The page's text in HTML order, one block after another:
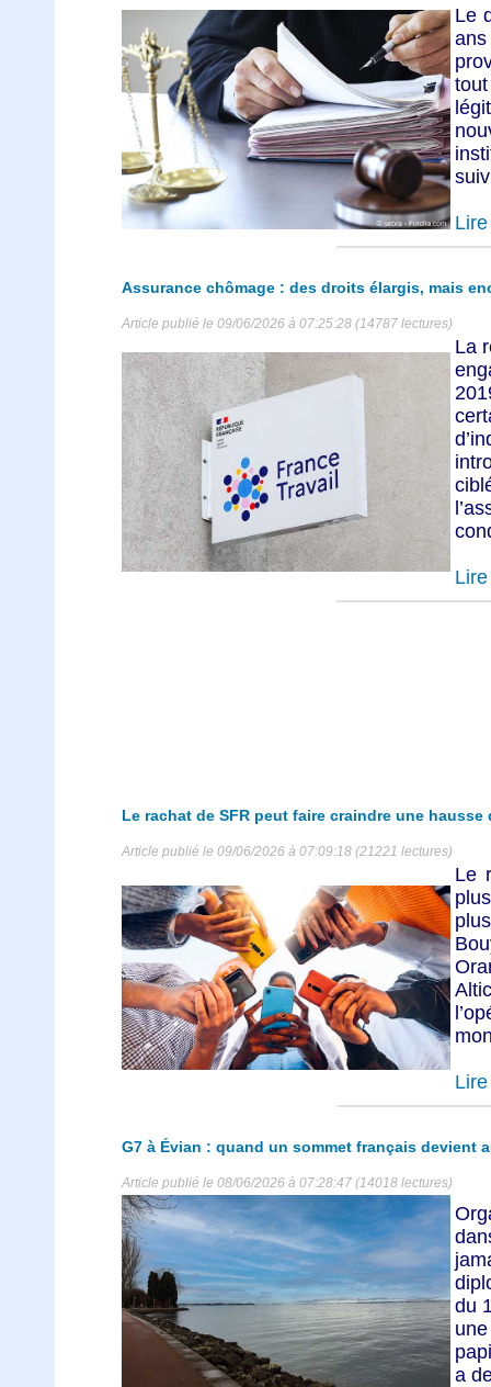
Le
ans
Assurance chômage : des droits élargis, mais
Article publié le 09/06/2026 à 07:25:28 (14787 lectures)
La
Le rachat de SFR peut faire craindre une hausse
Article publié le 09/06/2026 à 07:09:18 (21221 lectures)
Le
G7 à Évian : quand un sommet français devient
Article publié le 08/06/2026 à 07:28:47 (14018 lectures)
du
a